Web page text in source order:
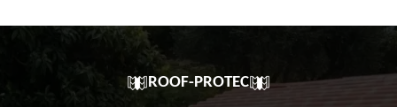
ROOF-PROTEC